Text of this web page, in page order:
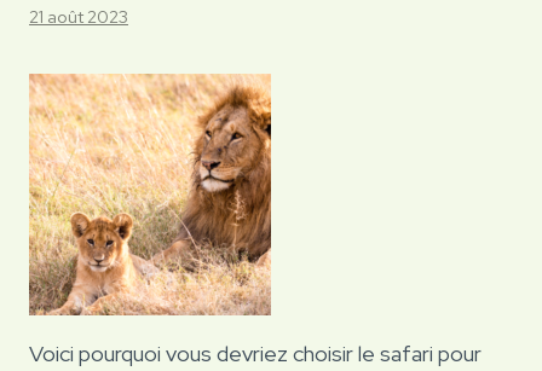
21 août 2023
Voici pourquoi vous devriez choisir le safari pour